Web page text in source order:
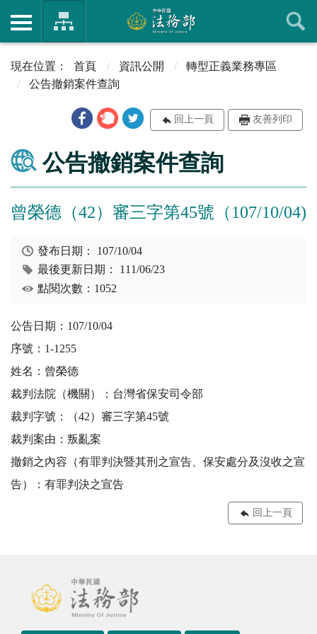
首頁 資訊公開
轉型正義業務專區
公告撤銷案件查詢
回上一頁 友善列印
公告撤銷案件查詢
曾榮德（42）審三字第45號（107/10/04)
發布日期： 107/10/04
最後更新日期： 111/06/23
點閱次數：1052
公告日期：107/10/04
序號：1-1255
姓名：曾榮德
裁判法院（機關）：台灣省保安司令部
裁判字號：（42）審三字第45號
裁判案由：叛亂案
撤銷之內容（有罪判決暨其刑之宣告、保安處分及沒收之宣
告）：有罪判決之宣告
回上一頁